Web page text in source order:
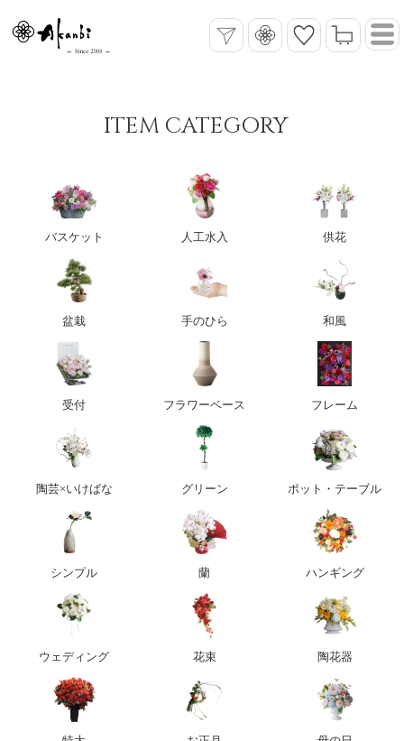
ITEM CATEGORY
バスケット 人工水入 供花
盆栽 手のひら 和風
受付 フラワーベース フレーム
陶芸×いけばな グリーン ポット・テーブル
シンプル 蘭 ハンギング
ウェディング 花束 陶花器